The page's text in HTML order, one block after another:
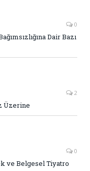
0
Dair Bazı
2
Üzerine
0
ve Belgesel Tiyatro